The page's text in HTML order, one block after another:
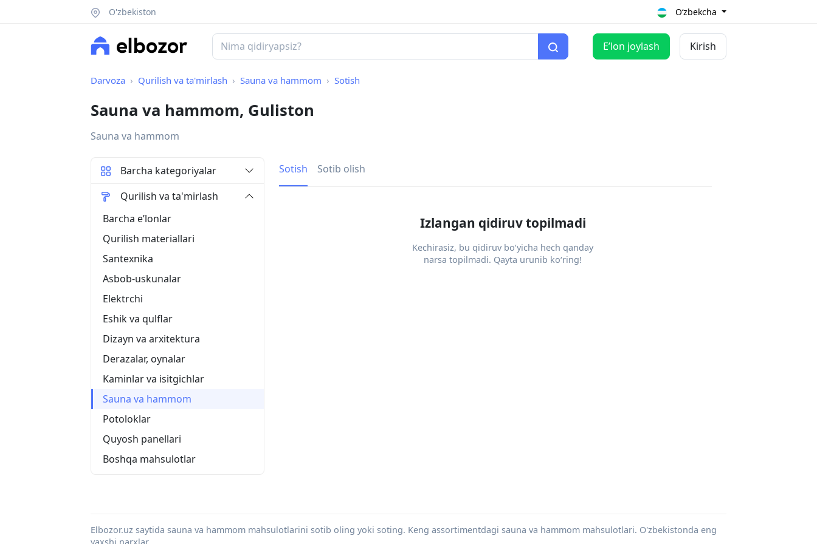
O'zbekiston O‘zbekcha
Eʼlon joylash Kirish
Darvoza Qurilish va ta'mirlash Sauna va hammom Sotish
Sauna va hammom, Guliston
Sauna va hammom
Sotish Sotib olish
Izlangan qidiruv topilmadi
Kechirasiz, bu qidiruv bo‘yicha hech qanday
narsa topilmadi. Qayta urunib ko‘ring!
Barcha kategoriyalar
Qurilish va ta'mirlash
Barcha eʼlonlar
Qurilish materiallari
Santexnika
Asbob-uskunalar
Elektrchi
Eshik va qulflar
Dizayn va arxitektura
Derazalar, oynalar
Kaminlar va isitgichlar
Sauna va hammom
Potoloklar
Quyosh panellari
Boshqa mahsulotlar
Elbozor.uz saytida sauna va hammom mahsulotlarini sotib oling yoki soting. Keng assortimentdagi sauna va hammom mahsulotlari. O'zbekistonda eng